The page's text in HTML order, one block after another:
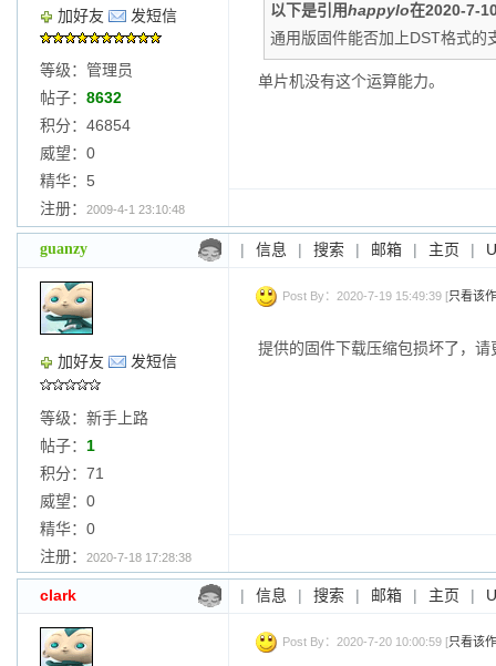
加好友 发短信
等级：管理员
帖子： 8632
积分：46854
威望：0
精华：5
注册：
2009-4-1 23:10:48
以下是引用happylo在2020-7-
通用版固件能否加上DST格式的
单片机没有这个运算能力。
guanzy | 信息 | 搜索 | 邮箱 | 主页 |
加好友 发短信
等级：新手上路
帖子： 1
积分：71
威望：0
精华：0
注册：
2020-7-18 17:28:38
Post By：2020-7-19 15:49:39 [只看该
提供的固件下载压缩包损坏了，请
clark | 信息 | 搜索 | 邮箱 | 主页 |
Post By：2020-7-20 10:00:59 [只看该